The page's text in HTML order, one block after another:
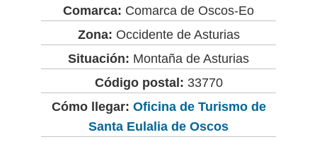
Comarca: Comarca de Oscos-Eo
Zona: Occidente de Asturias
Situación: Montaña de Asturias
Código postal: 33770
Cómo llegar: Oficina de Turismo de
Santa Eulalia de Oscos